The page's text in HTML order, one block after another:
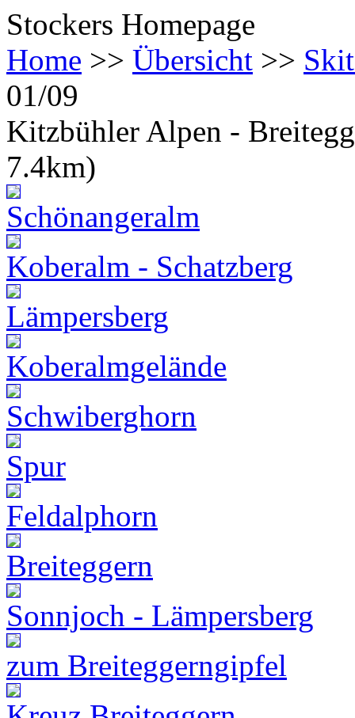
Stockers Homepage
Home >> Übersicht >>
01/09
Kitzbühler Alpen -
7.4km)
Schönangeralm
Koberalm - Schatzberg
Lämpersberg
Koberalmgelände
Schwiberghorn
Spur
Feldalphorn
Breiteggern
Sonnjoch - Lämpersberg
zum Breiteggerngipfel